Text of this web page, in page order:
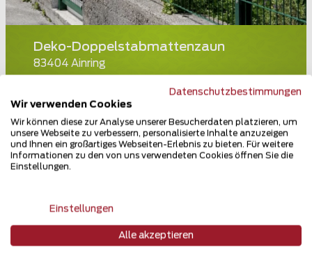
Deko-Doppelstabmattenzaun
83404 Ainring
Teilen
Datenschutzbestimmungen
Wir verwenden Cookies
Wir können diese zur Analyse unserer Besucherdaten platzieren, um
unsere Webseite zu verbessern, personalisierte Inhalte anzuzeigen
und Ihnen ein großartiges Webseiten-Erlebnis zu bieten. Für weitere
Informationen zu den von uns verwendeten Cookies öffnen Sie die
Einstellungen.
Einstellungen
Alle akzeptieren